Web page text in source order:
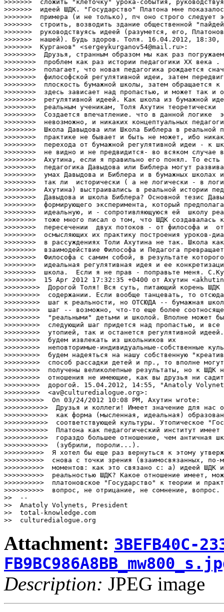
>>>>>>>  сложить "клеточку" урока-события,
>>>>>>>  идеей ШДК. "Государство" Платона мне
>>>>>>>  примера (и не только), пч оно строго следует
>>>>>>>  строить, возводить здание общественной
>>>>>>>  руководствуясь идеей (разумется, его,
>>>>>>>  нашей). Будь здоров. Толя. 16.04.2012, 18:30,
>>>>>>>  Курганов" <sergeykurganov54@mail.ru>:
>>>>>>>>  Друзья, странным образом мы как раз
>>>>>>>>  проблем как раз истории педагогики ХХ века .
>>>>>>>>  полагает, что новая педагогика рождается
>>>>>>>>  философской регулятивной идеи, затем
>>>>>>>>  плоскость бумажной школы, затем обращается к
>>>>>>>>  здесь зависает над пропастью, и может так и
>>>>>>>>  регулятивной идеей. Как школа из бумажной
>>>>>>>>  реальным ученикам, Толя Ахутин теоретически
>>>>>>>>  Создается впечатление. что в данной логике
>>>>>>>>  невозможно, и никаких концептуальных
>>>>>>>>  Школа Давыдова или Школа Библера в реальной
>>>>>>>>  практике не бывает и быть не может, ибо
>>>>>>>>  перехода от бумажной регулятивной идеи - к
>>>>>>>>  не видно и не предвидится- во всяком случае
>>>>>>>>  Ахутина, если я правильно его понял. То есть
>>>>>>>>  педагогика Давыдова или Библера могут
>>>>>>>>  умах Давыдова и Библера и в бумажных школах
>>>>>>>>  так ли  исторически ( а не логически - в
>>>>>>>>  Ахутина) выстраивались в реальной истории
>>>>>>>>  Давыдова и школа Библера? Основной тезис
>>>>>>>>  формирующего эксперимента, который
>>>>>>>>  идеальную, и - сопротивляющуюся ей  школу
>>>>>>>>  тоже много писал о том, что ШДК создавалась
>>>>>>>>  пересечении  двух потоков - от философа и
>>>>>>>>  осмысляющих их практику построения уроков-
>>>>>>>>  в рассуждениях Толи Ахутина не так. Школа
>>>>>>>>  взаимодействие Философа и Педагога
>>>>>>>>  Философа с самим собой, в результате
>>>>>>>>  идеальная регулятивная идея и ее
>>>>>>>>  школа.  Если я не прав - поправьте меня.
>>>>>>>>  15 Apr 2012 17:32:35 +0400 от Ахутин
>>>>>>>>>  Дорогой Толя! Вся суть, питающий корень
>>>>>>>>>  содержании. Если вообще танцевать, то
>>>>>>>>>  шаг к реальности, но ОТСЮДА -- бумажная
>>>>>>>>>  шаг -- возможно, что-то еще более
>>>>>>>>>  "реальными" детьми и школой. Вполне может
>>>>>>>>>  следующий шаг придется над пропастью, и все
>>>>>>>>>  утопией, так и останется регулятивной
>>>>>>>>>  будем извлекать из школьников их
>>>>>>>>>  неповторимые-индивидуальные-собственные
>>>>>>>>>  будем надеяться на нашу собственную
>>>>>>>>>  способ рассадки детей и пр., то вполне
>>>>>>>>>  получены великолепные результаты, но к ШДК
>>>>>>>>>  отношения не имеющие, как вы друзья ни
>>>>>>>>>  дорогой. 15.04.2012, 14:55, "Anatoly
>>>>>>>>>  <av@culturedialogue.org>:
>>>>>>>>>>  On 03/24/2012 10:08 PM, Ахутин wrote:
>>>>>>>>>>>  Друзья и коллеги! Имеет значение для нас
>>>>>>>>>>>  как форма (мысленная, идеальная)
>>>>>>>>>>>  соответствующей культуры. Утопическое
>>>>>>>>>>>  Платона как педагогический институт
>>>>>>>>>>>  гораздо большее отношение, чем античная
>>>>>>>>>>>  (зубрили, пороли...).
>>>>>>>>>>  Я хотел бы еще раз вернуться к этому
>>>>>>>>>>  снова с точки зрения (взаимосвязанных, по-
>>>>>>>>>>  моментов: как это связано с: а) идеей ШДК
>>>>>>>>>>  реальностью ШДК? Какое отношение имеет,
>>>>>>>>>>  платоновское "Государство" к теории и
>>>>>>>>>>  вопрос, не отрицание, не сомнение, вопрос.
>>  --
>>  Anatoly Volynets, President
>>  total-knowledge.com
>>  culturedialogue.org
Attachment: 3BEFB40C-
Description: JPEG image